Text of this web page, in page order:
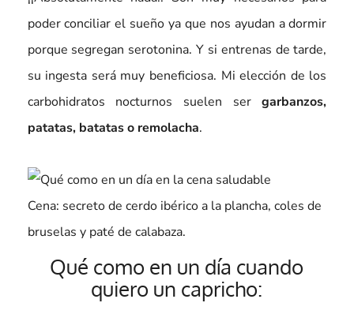
poder conciliar el sueño ya que nos ayudan a dormir
porque segregan serotonina. Y si entrenas de tarde,
su ingesta será muy beneficiosa. Mi elección de los
carbohidratos nocturnos suelen sergarbanzos,
patatas, batatas o remolacha.
Cena: secreto de cerdo ibérico a la plancha, coles de
bruselas y paté de calabaza.
Qué como en un día cuando
quiero un capricho: